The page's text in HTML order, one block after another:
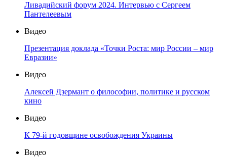
Ливадийский форум 2024. Интервью с Сергеем
Пантелеевым
Видео
Презентация доклада «Точки Роста: мир России – мир
Евразии»
Видео
Алексей Дзермант о философии, политике и русском
кино
Видео
К 79-й годовщине освобождения Украины
Видео